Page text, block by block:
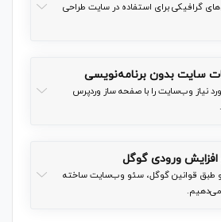
گرافیکی برای استفاده در سایت طراحی
سایت بدون برنامه‌نویسی
نیاز وب‌سایت را با صفحه ساز وردپرس
افزایش ورودی گوگل
طبق قوانین گوگل، سئو وب‌سایت ساخته